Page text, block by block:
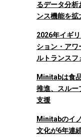
るデータ分析
ンス機能を拡
2026年イギ
ション・ア
ルトランスフ
Minitabは食
推進、スルー
支援
Minitabのイ
文化が6年連